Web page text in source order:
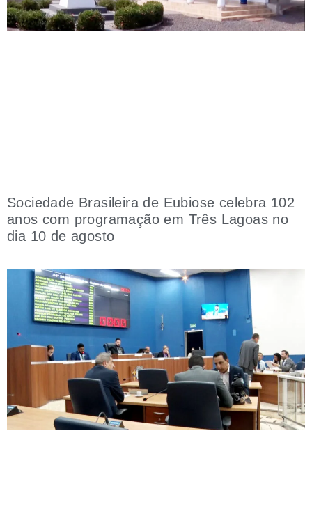
Sociedade Brasileira de Eubiose celebra 102
anos com programação em Três Lagoas no
dia 10 de agosto